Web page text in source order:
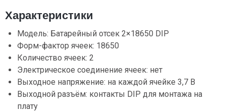
Характеристики
Модель: Батарейный отсек 2×18650 DIP
Форм-фактор ячеек: 18650
Количество ячеек: 2
Электрическое соединение ячеек: нет
Выходное напряжение: на каждой ячейке 3,7 В
Выходной разъём: контакты DIP для монтажа на
плату